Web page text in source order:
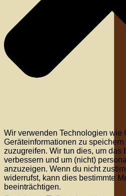
Wir verwenden Technologien wie
Geräteinformationen zu
zuzugreifen. Wir tun dies, um das
verbessern und um (nicht)
anzuzeigen. Wenn du nicht
widerrufst, kann dies bestimmte
beeinträchtigen.